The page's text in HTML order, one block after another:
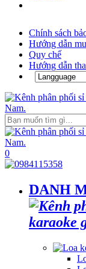
Chính sách
Hướng dẫn
Quy chế
Hướng dẫn
0
DANH